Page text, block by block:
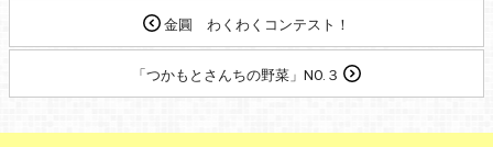
金圓 わくわくコンテスト！
「つかもとさんちの野菜」NO.３